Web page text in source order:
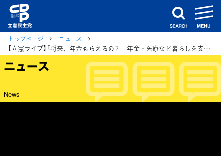
search
トップページ
ニュース
【立憲ライブ】「将来、年金もらえるの？ 年金・医療など暮らしを支える制度を考える」山井和則×おおつき紅葉×村田きょうこ
ニュース
News